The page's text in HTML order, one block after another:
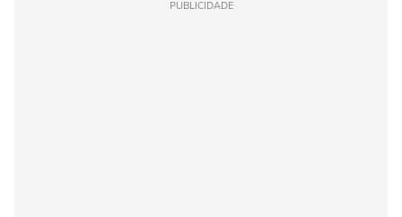
PUBLICIDADE